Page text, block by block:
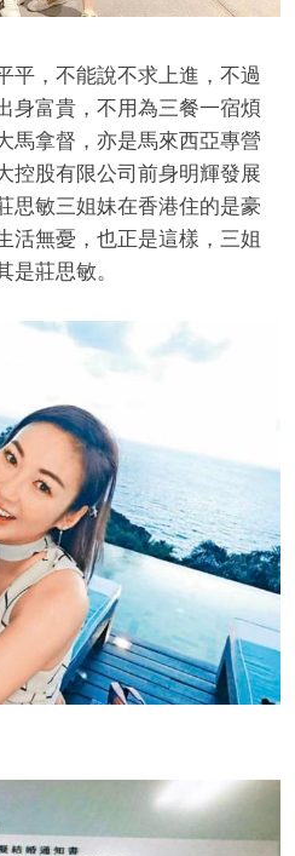
平，不能說不求上進，不過
身富貴，不用為三餐一宿煩
馬拿督，亦是馬來西亞專營
控股有限公司前身明輝發展
思敏三姐妹在香港住的是豪
活無憂，也正是這樣，三姐
是莊思敏。